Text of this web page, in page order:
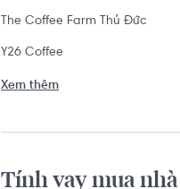
The Coffee Farm Thủ Đức
Y26 Coffee
Xem thêm
Tính vay mua nhà